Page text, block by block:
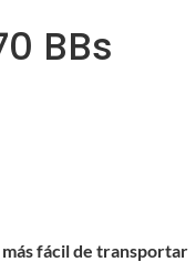
BBs
más fácil de transportar